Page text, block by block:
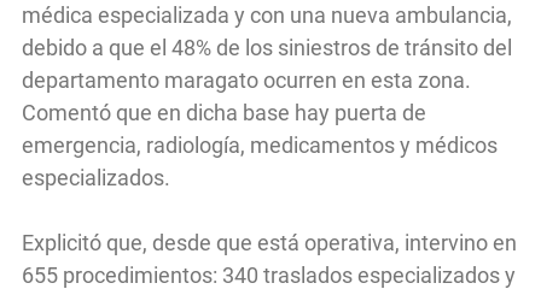
médica especializada y con una nueva ambulancia,
debido a que el 48% de los siniestros de tránsito del
departamento maragato ocurren en esta zona.
Comentó que en dicha base hay puerta de
emergencia, radiología, medicamentos y médicos
especializados.
Explicitó que, desde que está operativa, intervino en
655 procedimientos: 340 traslados especializados y